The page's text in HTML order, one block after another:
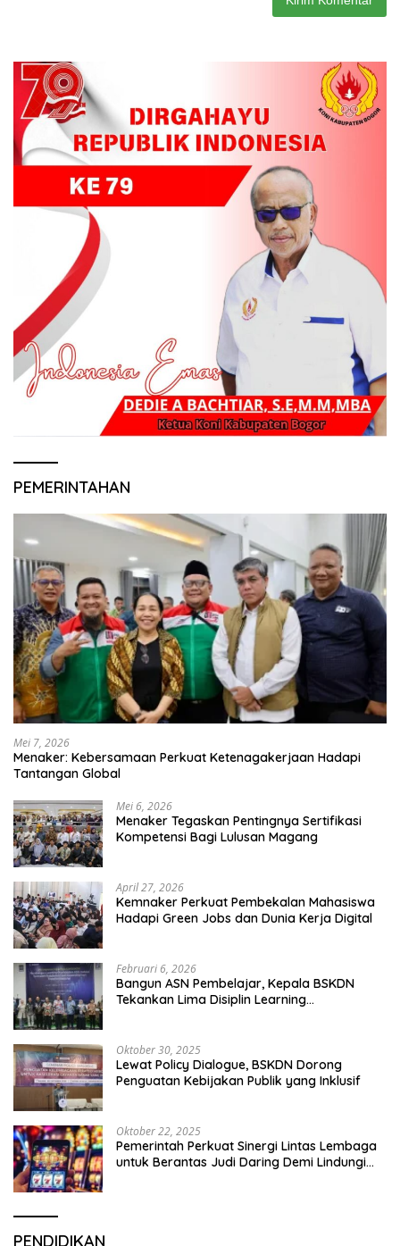
PEMERINTAHAN
Mei 7, 2026
Menaker: Kebersamaan Perkuat Ketenagakerjaan Hadapi
Tantangan Global
Mei 6, 2026
Menaker Tegaskan Pentingnya Sertifikasi
Kompetensi Bagi Lulusan Magang
April 27, 2026
Kemnaker Perkuat Pembekalan Mahasiswa
Hadapi Green Jobs dan Dunia Kerja Digital
Februari 6, 2026
Bangun ASN Pembelajar, Kepala BSKDN
Tekankan Lima Disiplin Learning
Oktober 30, 2025
Lewat Policy Dialogue, BSKDN Dorong
Penguatan Kebijakan Publik yang Inklusif
Oktober 22, 2025
Pemerintah Perkuat Sinergi Lintas Lembaga
untuk Berantas Judi Daring Demi Lindungi
PENDIDIKAN